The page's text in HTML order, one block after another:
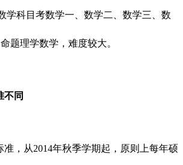
学科目考数学一、数学二、数学三、数
题理学数学，难度较大。
同
，从2014年秋季学期起，原则上每年硕